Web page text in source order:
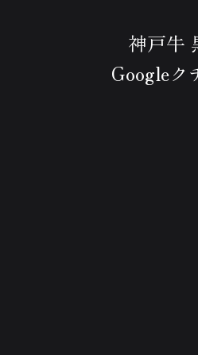
神戸牛
Googleク